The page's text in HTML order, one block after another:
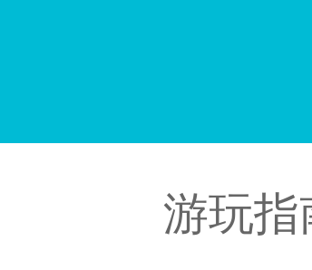
游玩指